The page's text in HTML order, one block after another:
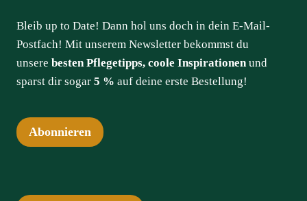
Bleib up to Date! Dann hol uns doch in dein E-Mail-
Postfach! Mit unserem Newsletter bekommst du
unsere besten Pflegetipps, coole Inspirationenund
sparst dir sogar 5 % auf deine erste Bestellung!
Abonnieren